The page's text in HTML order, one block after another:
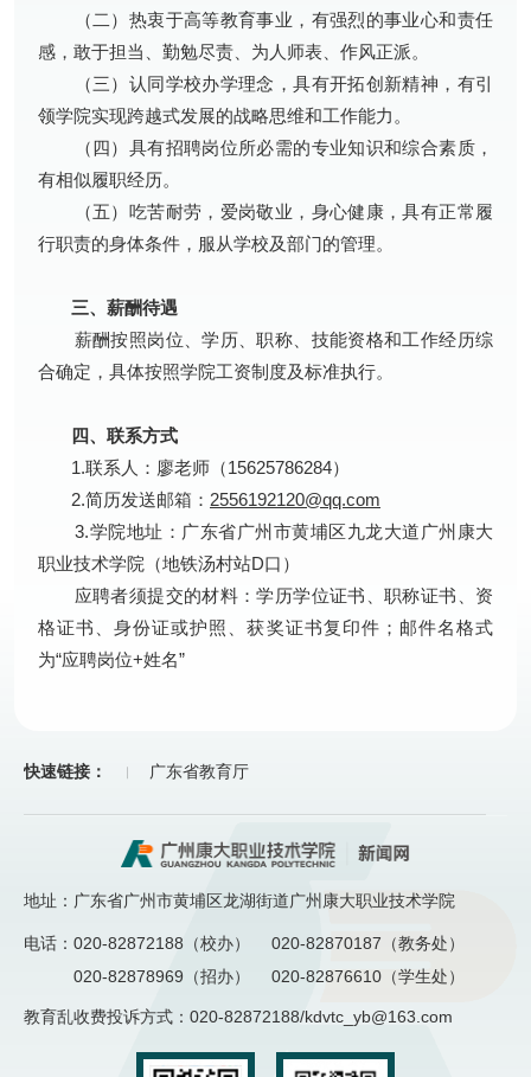
（二）热衷于高等教育事业，有强烈的事业心和责任
感，敢于担当、勤勉尽责、为人师表、作风正派。
（三）认同学校办学理念，具有开拓创新精神，有引
领学院实现跨越式发展的战略思维和工作能力。
（四）具有招聘岗位所必需的专业知识和综合素质，
有相似履职经历。
（五）吃苦耐劳，爱岗敬业，身心健康，具有正常履
行职责的身体条件，服从学校及部门的管理。
三、薪酬待遇
薪酬按照岗位、学历、职称、技能资格和工作经历综
合确定，具体按照学院工资制度及标准执行。
四、联系方式
1.联系人：廖老师（15625786284）
2.简历发送邮箱： 2556192120@qq.com
3.学院地址：广东省广州市黄埔区九龙大道广州康大
职业技术学院（地铁汤村站D口）
应聘者须提交的材料：学历学位证书、职称证书、资
格证书、身份证或护照、获奖证书复印件；邮件名格式
为“应聘岗位+姓名”
快速链接： 广东省教育厅
地址：广东省广州市黄埔区龙湖街道广州康大职业技术学院
电话： 020-82872188（校办）
020-82870187（教务处）
020-82878969（招办）
020-82876610（学生处）
教育乱收费投诉方式：020-82872188/kdvtc_yb@163.com